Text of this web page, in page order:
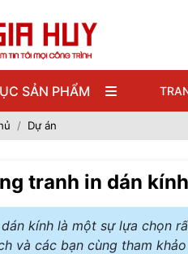
SẢN PHẨM
Dự án
tranh in dán
dán kính là một sự lựa chọn
và các bạn cùng tham